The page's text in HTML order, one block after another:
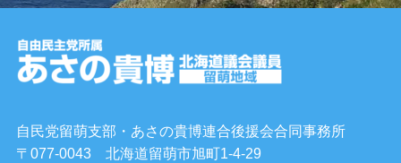
自民党留萌支部・あさの貴博連合後援会合同事務所
〒077-0043 北海道留萌市旭町1-4-29